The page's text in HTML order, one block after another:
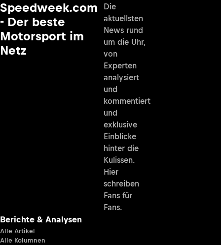
Speedweek.com
- Der beste
Motorsport im
Netz
Die
aktuellsten
News rund
um die Uhr,
von
Experten
analysiert
und
kommentiert
und
exklusive
Einblicke
hinter die
Kulissen.
Hier
schreiben
Fans für
Fans.
Berichte & Analysen
Alle Artikel
Alle Kolumnen